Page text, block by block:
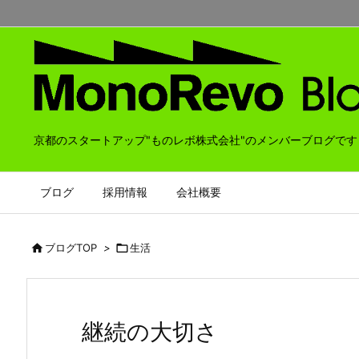
京都のスタートアップ"ものレボ株式会社"のメンバーブログで
ブログ 採用情報 会社概要
ブログTOP > 生活
継続の大切さ